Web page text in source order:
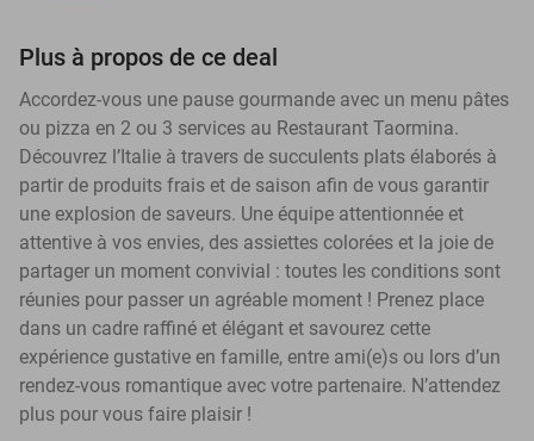
Plus à propos de ce deal
Accordez-vous une pause gourmande avec un menu pâtes
ou pizza en 2 ou 3 services au Restaurant Taormina.
Découvrez l’Italie à travers de succulents plats élaborés à
partir de produits frais et de saison afin de vous garantir
une explosion de saveurs. Une équipe attentionnée et
attentive à vos envies, des assiettes colorées et la joie de
partager un moment convivial : toutes les conditions sont
réunies pour passer un agréable moment ! Prenez place
dans un cadre raffiné et élégant et savourez cette
expérience gustative en famille, entre ami(e)s ou lors d’un
rendez-vous romantique avec votre partenaire. N’attendez
plus pour vous faire plaisir !